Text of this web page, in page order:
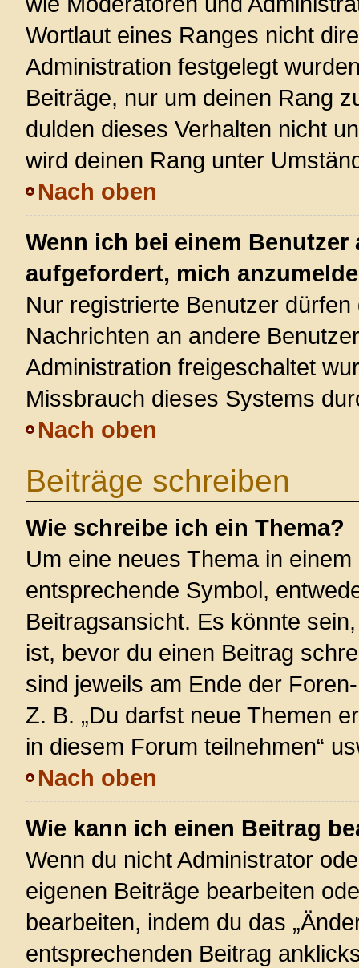
Wortlaut eines Ranges nicht
Administration festgelegt
Beiträge, nur um deinen Rang
dulden dieses Verhalten nicht
wird deinen Rang unter
Nach oben
Wenn ich bei einem
aufgefordert, mich
Nur registrierte Benutzer
Nachrichten an andere
Administration freigeschaltet
Missbrauch dieses Systems
Nach oben
Beiträge schreiben
Wie schreibe ich ein Thema?
Um eine neues Thema in
entsprechende Symbol,
Beitragsansicht. Es könnte
ist, bevor du einen Beitrag
sind jeweils am Ende der
Z. B. „Du darfst neue Themen
in diesem Forum teilnehmen“
Nach oben
Wie kann ich einen Beitrag
Wenn du nicht Administrator
eigenen Beiträge bearbeiten
bearbeiten, indem du das
entsprechenden Beitrag